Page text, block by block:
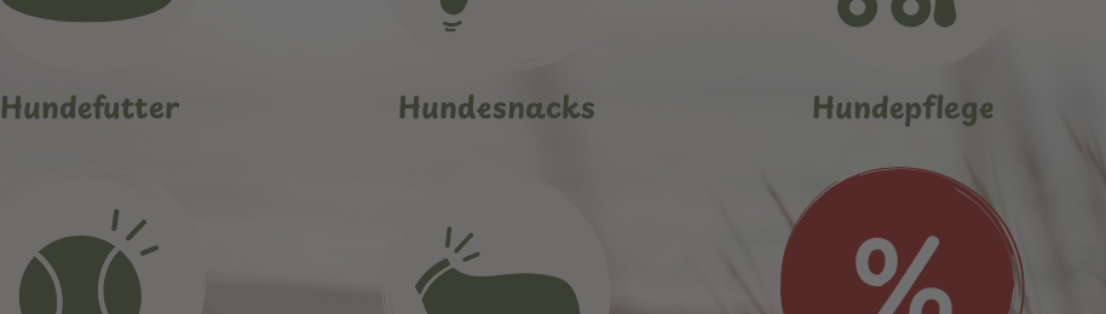
Hundefutter Hundesnacks Hundepflege